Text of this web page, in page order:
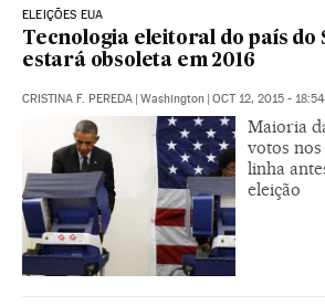
ELEIÇÕES EUA
Tecnologia eleitoral do país do
estará obsoleta em 2016
CRISTINA F. PEREDA Washington OCT 12, 2015 - 18:54
Maioria
votos
linha
eleição